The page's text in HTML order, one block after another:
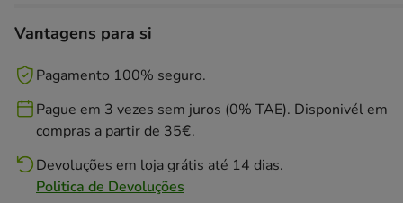
Vantagens para si
Pagamento 100% seguro.
Pague em 3 vezes sem juros (0% TAE). Disponivél em
compras a partir de 35€.
Devoluções em loja grátis até 14 dias.
Politica de Devoluções